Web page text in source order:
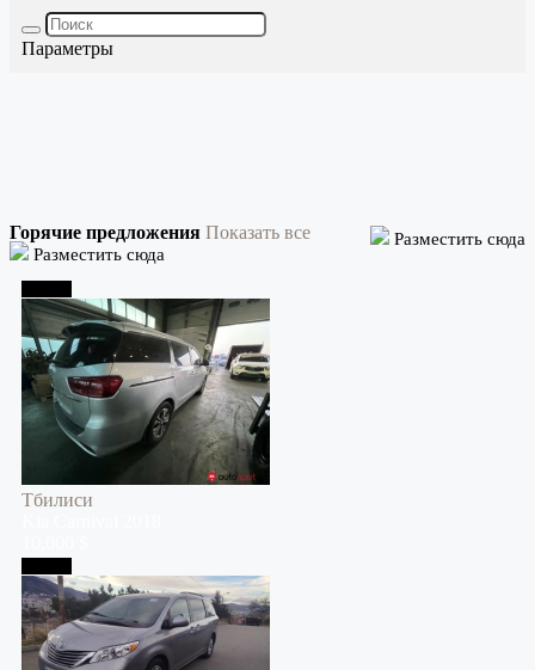
Параметры
Горячие предложения Показать все
Разместить сюда
Разместить сюда
Тбилиси